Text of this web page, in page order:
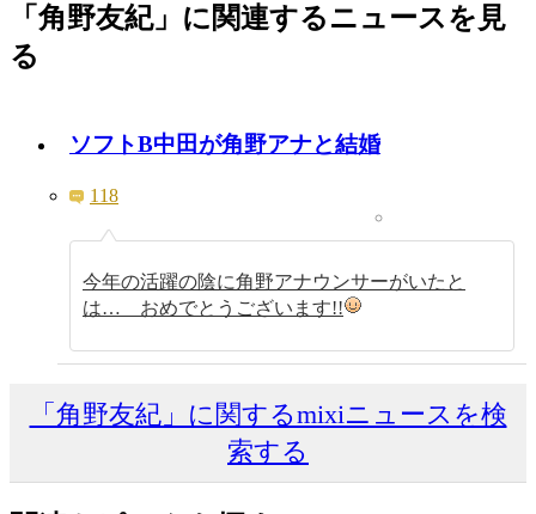
「角野友紀」に関連するニュースを見
る
ソフトB中田が角野アナと結婚
118
今年の活躍の陰に角野アナウンサーがいたと
は… おめでとうございます!!
「角野友紀」に関するmixiニュースを検
索する